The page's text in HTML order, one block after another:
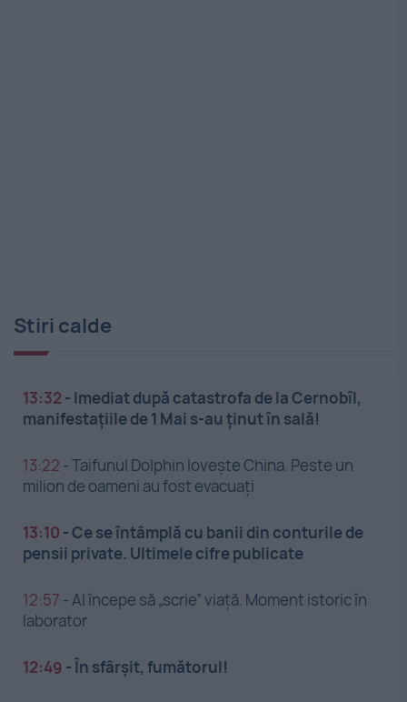
Stiri calde
13:32 - Imediat după catastrofa de la Cernobîl,
manifestațiile de 1 Mai s-au ținut în sală!
13:22 -Taifunul Dolphin lovește China. Peste un
milion de oameni au fost evacuați
13:10 -Ce se întâmplă cu banii din conturile de
pensii private. Ultimele cifre publicate
12:57 -AI începe să „scrie” viață. Moment istoric în
laborator
12:49 -În sfârșit, fumătorul!